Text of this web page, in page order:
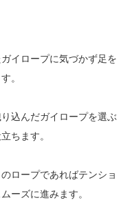
イロープに気づかず足を
。
込んだガイロープを選ぶ
ちます。
ロープであればテンショ
ーズに進みます。